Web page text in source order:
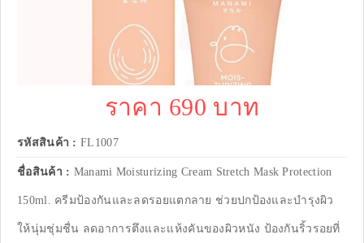
ราคา 690 บาท
รหัสสินค้า : FL1007
ชื่อสินค้า : Manami Moisturizing Cream Stretch Mask Protection
150ml. ครีมป้องกันและลดรอยแตกลาย ช่วยปกป้องและบำรุงผิว
ให้นุ่มชุ่มชื่น ลดอาการตึงและแห้งคันของผิวหนัง ป้องกันริ้วรอยที่